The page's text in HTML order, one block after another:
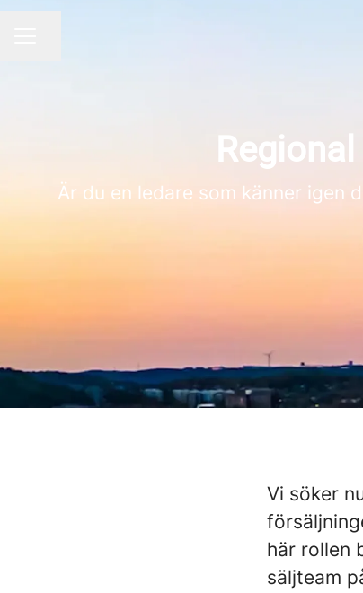
Är du en ledare som känner igen
Vi söker
här rollen
säljteam